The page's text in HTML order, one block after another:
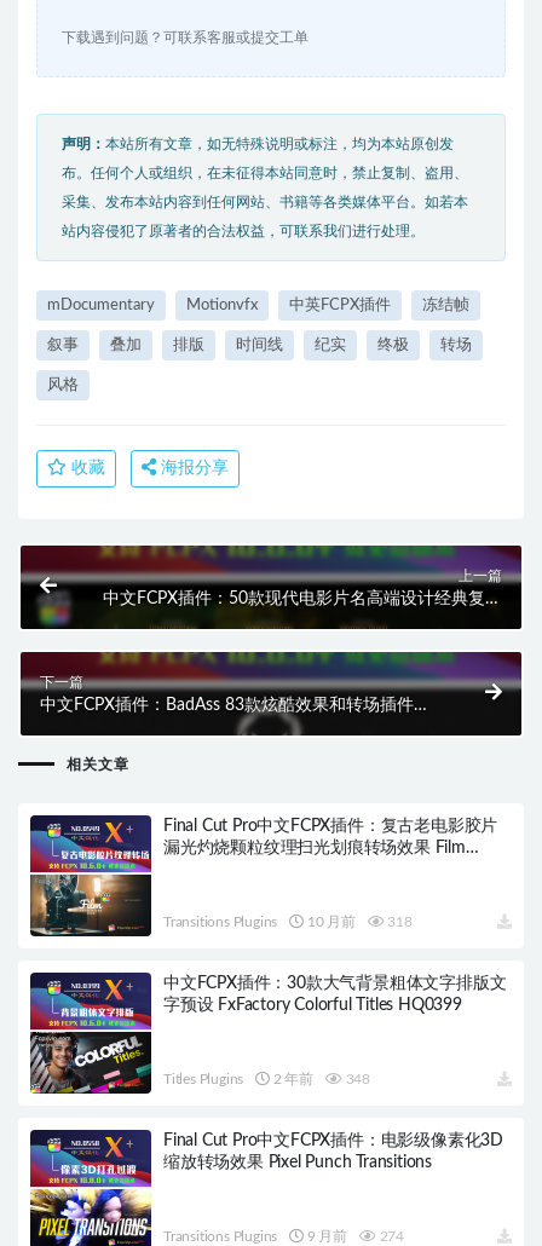
下载遇到问题？可联系客服或提交工单
声明： 本站所有文章，如无特殊说明或标注，均为本站原创发
布。任何个人或组织，在未征得本站同意时，禁止复制、盗用、
采集、发布本站内容到任何网站、书籍等各类媒体平台。如若本
站内容侵犯了原著者的合法权益，可联系我们进行处理。
mDocumentary Motionvfx 中英FCPX插件 冻结帧
叙事 叠加 排版 时间线 纪实 终极 转场
风格
收藏 海报分享
上一篇
中文FCPX插件：50款现代电影片名高端设计经典复古
字幕标题 Film Titles HQ0339
下一篇
中文FCPX插件：BadAss 83款炫酷效果和转场插件
Mega BadAss Effect Pack HQ0341
相关文章
Final Cut Pro中文FCPX插件：复古老电影胶片
漏光灼烧颗粒纹理扫光划痕转场效果 Film
Transitions Plugins 10 月前 318
中文FCPX插件：30款大气背景粗体文字排版文
字预设 FxFactory Colorful Titles HQ0399
Titles Plugins 2 年前 348
Final Cut Pro中文FCPX插件：电影级像素化3D
缩放转场效果 Pixel Punch Transitions
Transitions Plugins 9 月前 274